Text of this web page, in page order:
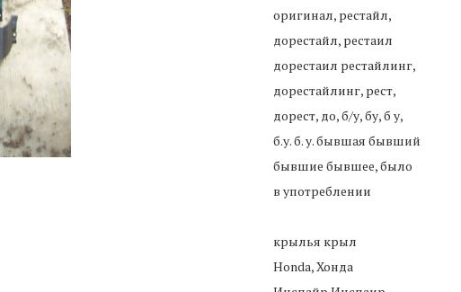
оригинал, рестайл,
дорестайл, рестаил
дорестаил рестайлинг,
дорестайлинг, рест,
дорест, до, б/у, бу, б у,
б.у. б. у. бывшая бывший
бывшие бывшее, было
в употреблении
крылья крыл
Honda, Хонда